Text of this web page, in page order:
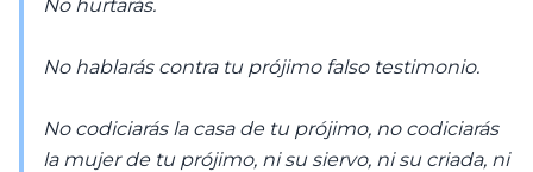
No hurtarás.
No hablarás contra tu prójimo falso testimonio.
No codiciarás la casa de tu prójimo, no codiciarás
la mujer de tu prójimo, ni su siervo, ni su criada, ni